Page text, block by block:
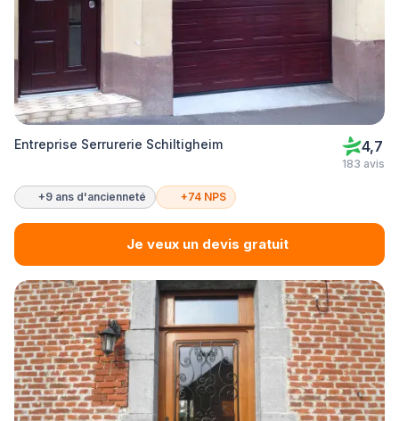
Entreprise Serrurerie Schiltigheim 4,7
183 avis
+9 ans d'ancienneté +74 NPS
Je veux un devis gratuit